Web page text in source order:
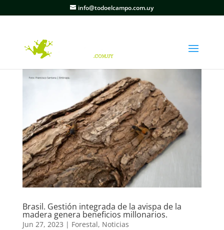
info@todoelcampo.com.uy
Brasil. Gestión integrada de la avispa de la
madera genera beneficios millonarios.
Jun 27, 2023 | Forestal, Noticias